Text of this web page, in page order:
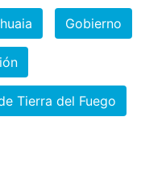
Gobierno
Tierra del Fuego